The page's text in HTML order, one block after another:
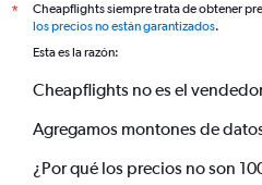
*
Cheapflights siempre trata de obtener
los precios no están garantizados.
Esta es la razón:
Cheapflights no es el
Agregamos montones de
¿Por qué los precios no son